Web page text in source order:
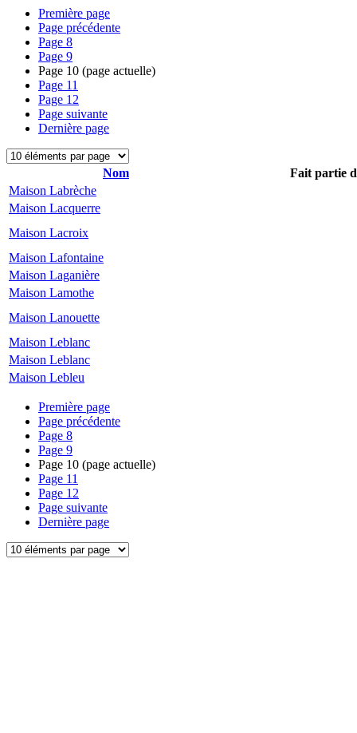
Première page
Page précédente
Page 8
Page 9
Page 10 (page actuelle)
Page 11
Page 12
Page suivante
Dernière page
Nom
Fait partie
Maison Labrèche
Maison Lacquerre
Maison Lacroix
Maison Lafontaine
Maison Laganière
Maison Lamothe
Maison Lanouette
Maison Leblanc
Maison Leblanc
Maison Lebleu
Première page
Page précédente
Page 8
Page 9
Page 10 (page actuelle)
Page 11
Page 12
Page suivante
Dernière page